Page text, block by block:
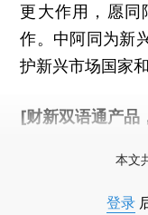
更大作用，愿同
作。中阿同为新
护新兴市场国家
[财新双语通产品
本文
登录